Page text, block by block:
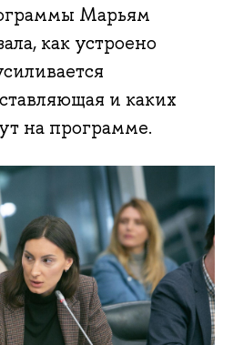
Марьям
как устроено
и каких
на программе.